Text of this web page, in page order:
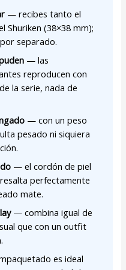
— recibes tanto el
Shuriken (38×38 mm);
separado.
— las
reproducen con
la serie, nada de
— con un peso
pesado ni siquiera
— el cordón de piel
perfectamente
mate.
— combina igual de
que con un outfit
es ideal